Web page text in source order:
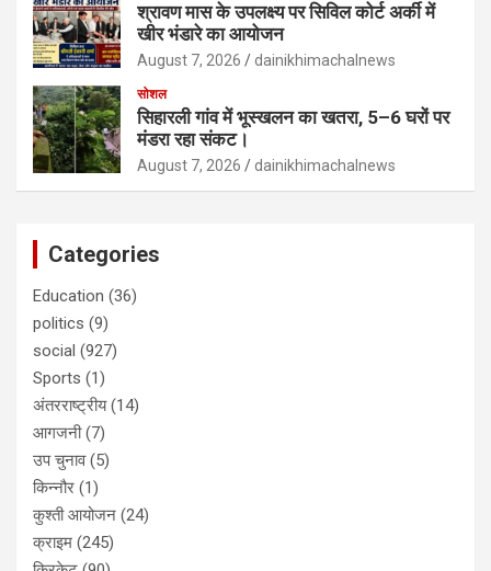
श्रावण मास के उपलक्ष्य पर सिविल कोर्ट अर्की में
खीर भंडारे का आयोजन
August 7, 2026 dainikhimachalnews
सोशल
सिहारली गांव में भूस्खलन का खतरा, 5–6 घरों पर
मंडरा रहा संकट।
August 7, 2026 dainikhimachalnews
Categories
Education (36)
politics (9)
social (927)
Sports (1)
अंतरराष्ट्रीय(14)
आगजनी(7)
उप चुनाव(5)
किन्नौर (1)
कुश्ती आयोजन (24)
क्राइम (245)